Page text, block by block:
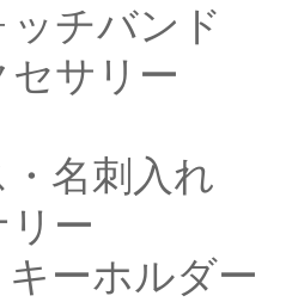
チバンド
サリー
名刺入れ
リー
ーホルダー